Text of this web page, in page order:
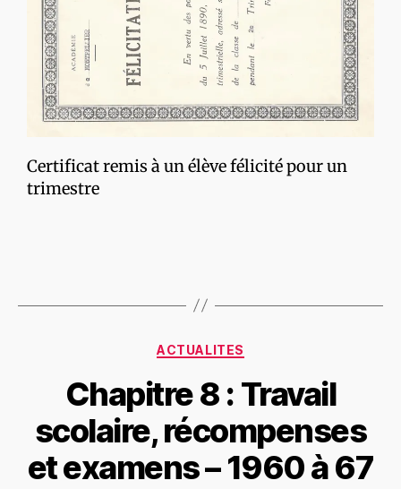
Certificat remis à un élève félicité pour un
trimestre
ACTUALITES
Chapitre 8 : Travail
scolaire, récompenses
et examens – 1960 à 67